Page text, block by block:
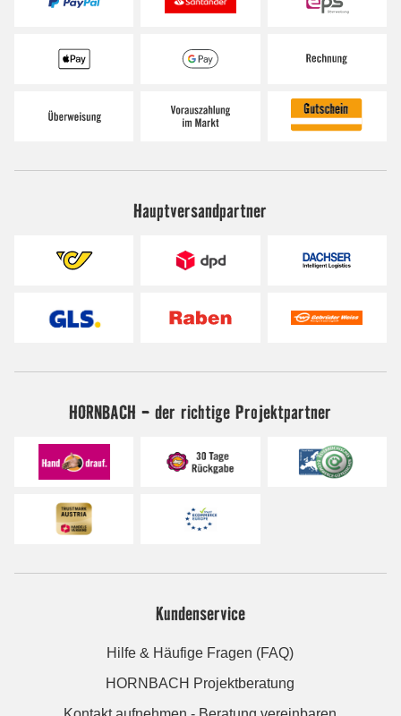
Hauptversandpartner
HORNBACH - der richtige Projektpartner
Kundenservice
Hilfe & Häufige Fragen (FAQ)
HORNBACH Projektberatung